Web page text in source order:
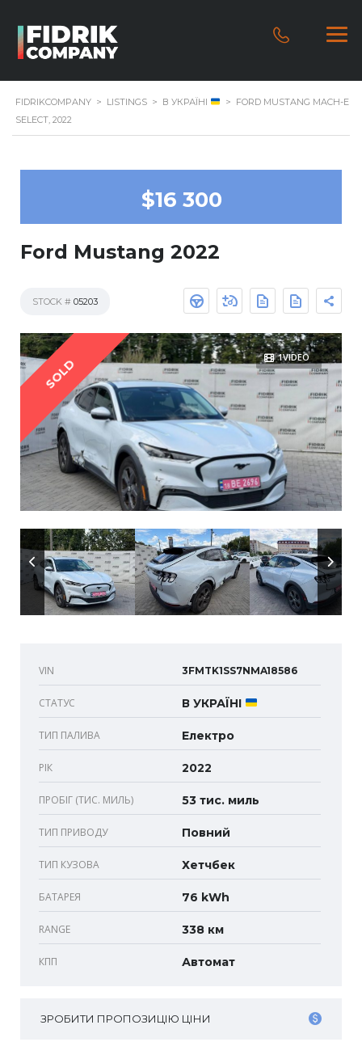
FIDRIKCOMPANY > LISTINGS > В УКРАЇНІ > FORD MUSTANG MACH-E
SELECT, 2022
$16 300
Ford Mustang 2022
STOCK # 05203
1VIDEO
SOLD
VIN 3FMTK1SS7NMA18586
СТАТУС В УКРАЇНІ
ТИП ПАЛИВА Електро
РІК 2022
ПРОБІГ (ТИС. МИЛЬ) 53 тис. миль
ТИП ПРИВОДУ Повний
ТИП КУЗОВА Хетчбек
БАТАРЕЯ 76 kWh
RANGE 338 км
КПП Автомат
ЗРОБИТИ ПРОПОЗИЦІЮ ЦІНИ